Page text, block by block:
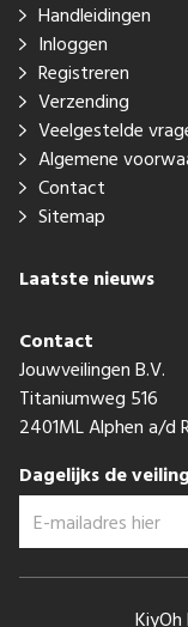
Handleidingen
Inloggen
Registreren
Verzending
Veelgestelde
Algemene
Contact
Sitemap
Laatste nieuws
Contact
Jouwveilingen B.V.
Titaniumweg 516
2401ML Alphen a/d
Dagelijks de